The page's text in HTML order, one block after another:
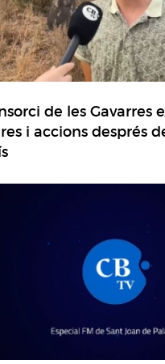
de les Gavarres
i accions després